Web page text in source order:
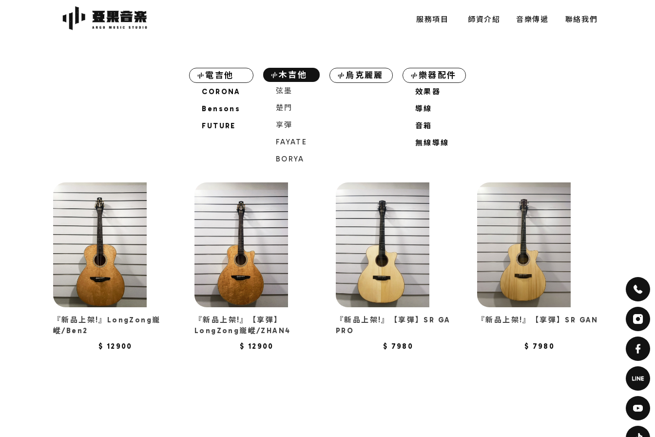
服務項目 師資介紹 音樂傳遞 聯絡我們
電吉他
CORONA
Bensons
FUTURE
木吉他
弦墨
楚門
享彈
FAYATE
BORYA
烏克麗麗 樂器配件
效果器
導線
音箱
無線導線
『新品上架!』LongZong巃
嵷/Ben2
$ 12900
『新品上架!』【享彈】
LongZong巃嵷/ZHAN4
$ 12900
『新品上架!』【享彈】SR GA
PRO
$ 7980
『新品上架!』【享彈】SR GAN
$ 7980